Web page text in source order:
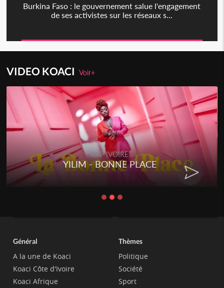
Burkina Faso : le gouvernement salue l'engagement
de ses activistes sur les réseaux s...
VIDEO KOACIVoir+
RAP IVOIRE
YILIM - BONNE PLACE
Général
A la une de Koaci
Koaci Côte d'Ivoire
Koaci Afrique
Thèmes
Politique
Société
Sport